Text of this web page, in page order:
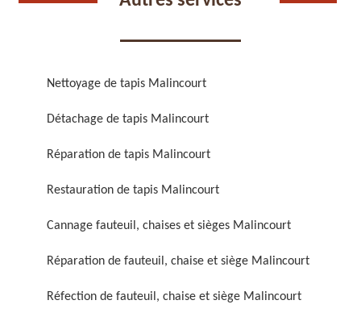
Réparation de fauteuil,
Réfection de fauteuil,
Nettoyage de tapis Malincourt
Détachage de tapis Malincourt
Réparation de tapis Malincourt
Restauration de tapis Malincourt
Cannage fauteuil, chaises et sièges Malincourt
Réparation de fauteuil, chaise et siège Malincourt
Réfection de fauteuil, chaise et siège Malincourt